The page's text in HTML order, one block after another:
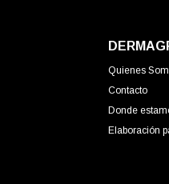
Quienes
Contacto
Donde
Elaboración